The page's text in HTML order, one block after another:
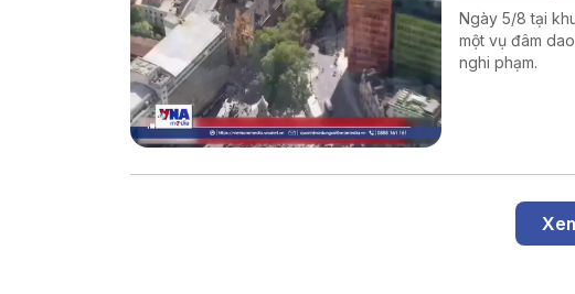
Ngày 5/8 tại
một vụ đâm
nghi phạm.